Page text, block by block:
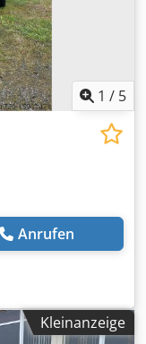
1 / 5
Anrufen
Kleinanzeige